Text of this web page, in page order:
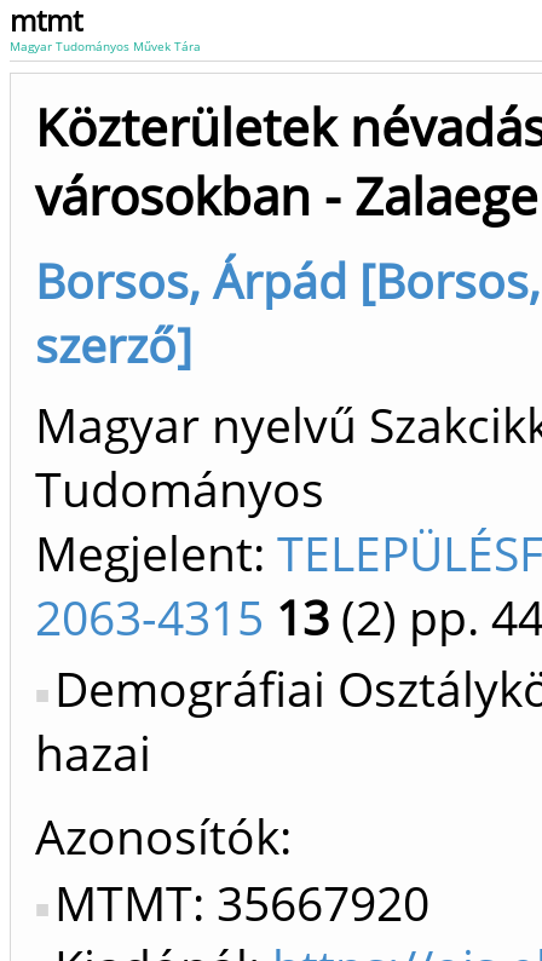
mtmt
Magyar Tudományos Művek Tára
Közterületek
városokban -
Borsos, Árpád
szerző]
Magyar nyelvű
Tudományos
Megjelent:
2063-4315 13 (2) pp.
Demográfiai
hazai
Azonosítók
MTMT: 35667920